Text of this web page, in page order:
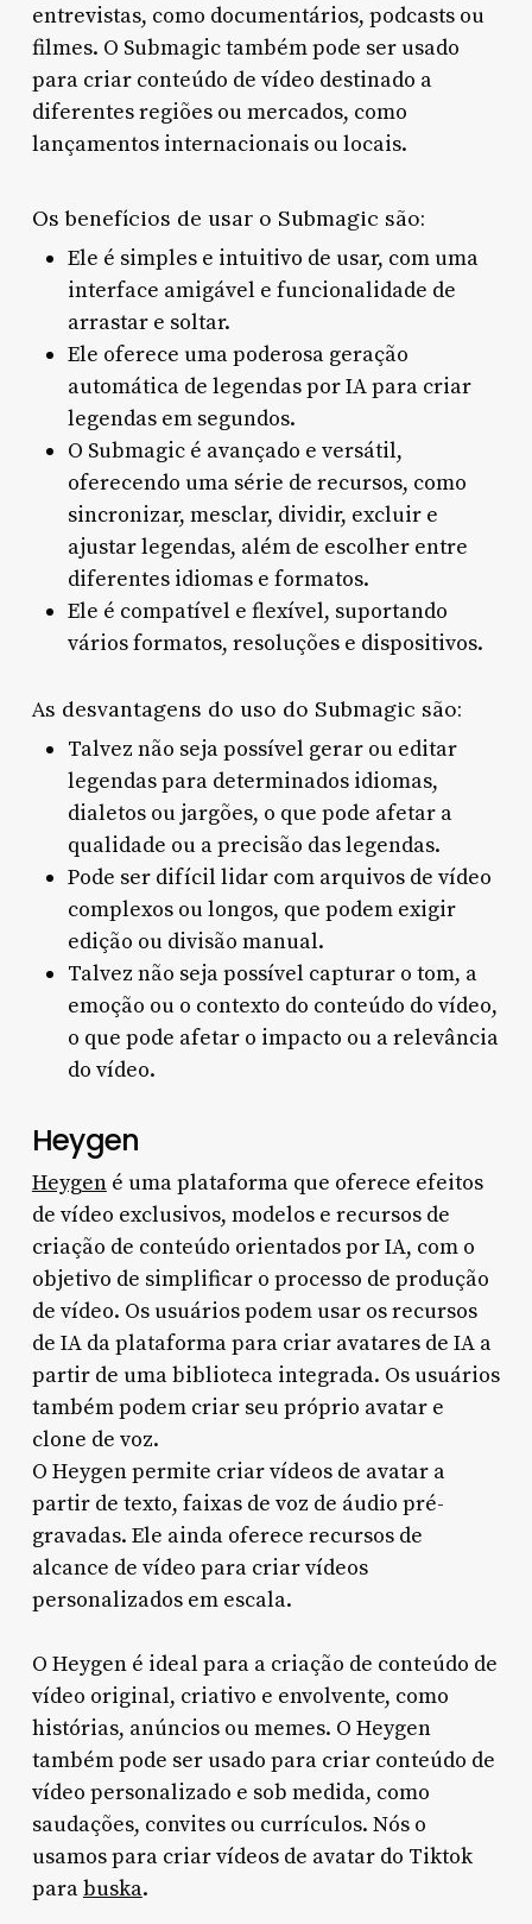
entrevistas, como documentários, podcasts ou
filmes. O Submagic também pode ser usado
para criar conteúdo de vídeo destinado a
diferentes regiões ou mercados, como
lançamentos internacionais ou locais.
Os benefícios de usar o Submagic são:
Ele é simples e intuitivo de usar, com uma
interface amigável e funcionalidade de
arrastar e soltar.
Ele oferece uma poderosa geração
automática de legendas por IA para criar
legendas em segundos.
O Submagic é avançado e versátil,
oferecendo uma série de recursos, como
sincronizar, mesclar, dividir, excluir e
ajustar legendas, além de escolher entre
diferentes idiomas e formatos.
Ele é compatível e flexível, suportando
vários formatos, resoluções e dispositivos.
As desvantagens do uso do Submagic são:
Talvez não seja possível gerar ou editar
legendas para determinados idiomas,
dialetos ou jargões, o que pode afetar a
qualidade ou a precisão das legendas.
Pode ser difícil lidar com arquivos de vídeo
complexos ou longos, que podem exigir
edição ou divisão manual.
Talvez não seja possível capturar o tom, a
emoção ou o contexto do conteúdo do vídeo,
o que pode afetar o impacto ou a relevância
do vídeo.
Heygen
Heygené uma plataforma que oferece efeitos
de vídeo exclusivos, modelos e recursos de
criação de conteúdo orientados por IA, com o
objetivo de simplificar o processo de produção
de vídeo. Os usuários podem usar os recursos
de IA da plataforma para criar avatares de IA a
partir de uma biblioteca integrada. Os usuários
também podem criar seu próprio avatar e
clone de voz.
O Heygen permite criar vídeos de avatar a
partir de texto, faixas de voz de áudio pré-
gravadas. Ele ainda oferece recursos de
alcance de vídeo para criar vídeos
personalizados em escala.
O Heygen é ideal para a criação de conteúdo de
vídeo original, criativo e envolvente, como
histórias, anúncios ou memes. O Heygen
também pode ser usado para criar conteúdo de
vídeo personalizado e sob medida, como
saudações, convites ou currículos. Nós o
usamos para criar vídeos de avatar do Tiktok
parabuska.